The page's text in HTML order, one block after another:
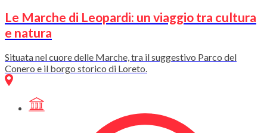
Le Marche di Leopardi: un viaggio tra cultura
e natura
Situata nel cuore delle Marche, tra il suggestivo Parco del
Conero e il borgo storico di Loreto.